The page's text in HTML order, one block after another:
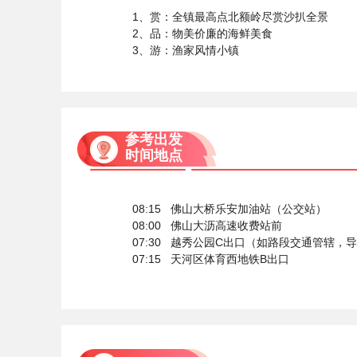
1、赏：全镇最高点北额岭尽赏沙扒全景
2、品：物美价廉的海鲜美食
3、游：渔家风情小镇
参考出发
时间地点
08:15 佛山大桥乐安加油站（公交站）
08:00 佛山大沥高速收费站前
07:30 越秀公园C出口（如路段交通管辖，导
07:15 天河区体育西地铁B出口